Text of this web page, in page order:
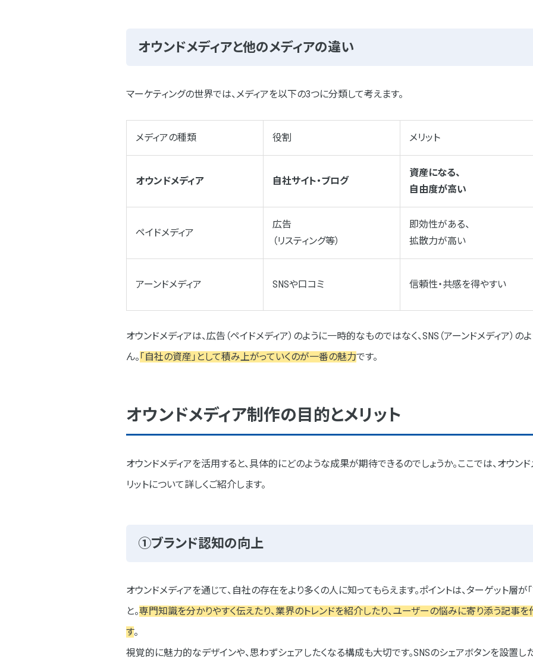
PFP様
オウンドメディアと他のメディアの違い
マーケティングの世界では、メディアを以下の3つに分類して考えます。
メディアの種類 役割 メリット
オウンドメディア 自社サイト・ブログ
資産になる、
自由度が高い
ペイドメディア
広告
（リスティング等）
即効性がある、
拡散力が高い
アーンドメディア SNSや口コミ 信頼性・共感を得やすい
オウンドメディアは、広告（ペイドメディア）のように一時的なものではなく、SNS（アーンドメディア）
ん。 「自社の資産」として積み上がっていくのが一番の魅力です。
オウンドメディア制作の目的とメリット
オウンドメディアを活用すると、具体的にどのような成果が期待できるのでしょうか。ここでは、オウン
リットについて詳しくご紹介します。
①ブランド認知の向上
オウンドメディアを通じて、自社の存在をより多くの人に知ってもらえます。ポイントは、ターゲット層
と。専門知識を分かりやすく伝えたり、業界のトレンドを紹介したり、ユーザーの悩みに寄り添う記事
す。
視覚的に魅力的なデザインや、思わずシェアしたくなる構成も大切です。SNSのシェアボタンを設置し